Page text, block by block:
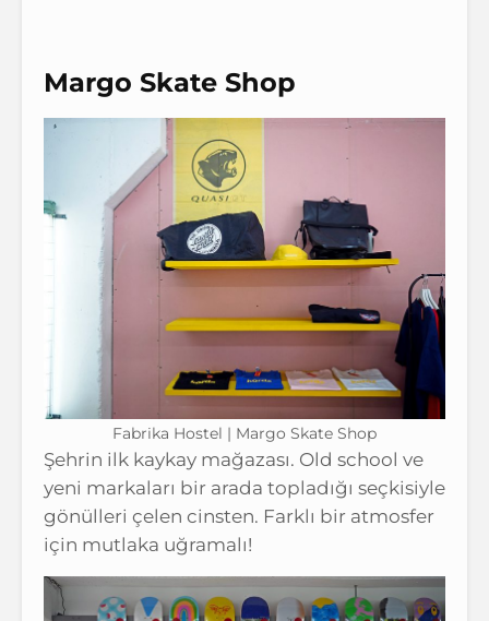
Margo Skate Shop
Fabrika Hostel | Margo Skate Shop
Şehrin ilk kaykay mağazası. Old school ve
yeni markaları bir arada topladığı seçkisiyle
gönülleri çelen cinsten. Farklı bir atmosfer
için mutlaka uğramalı!